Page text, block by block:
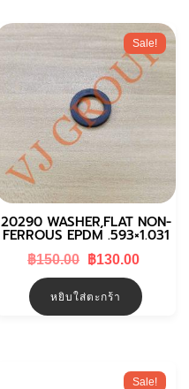
Sale!
20290 WASHER,FLAT NON-
FERROUS EPDM .593×1.031
฿150.00 Original
฿150.00.
฿130.00
หยิบใส่ตะกร้า
Sale!